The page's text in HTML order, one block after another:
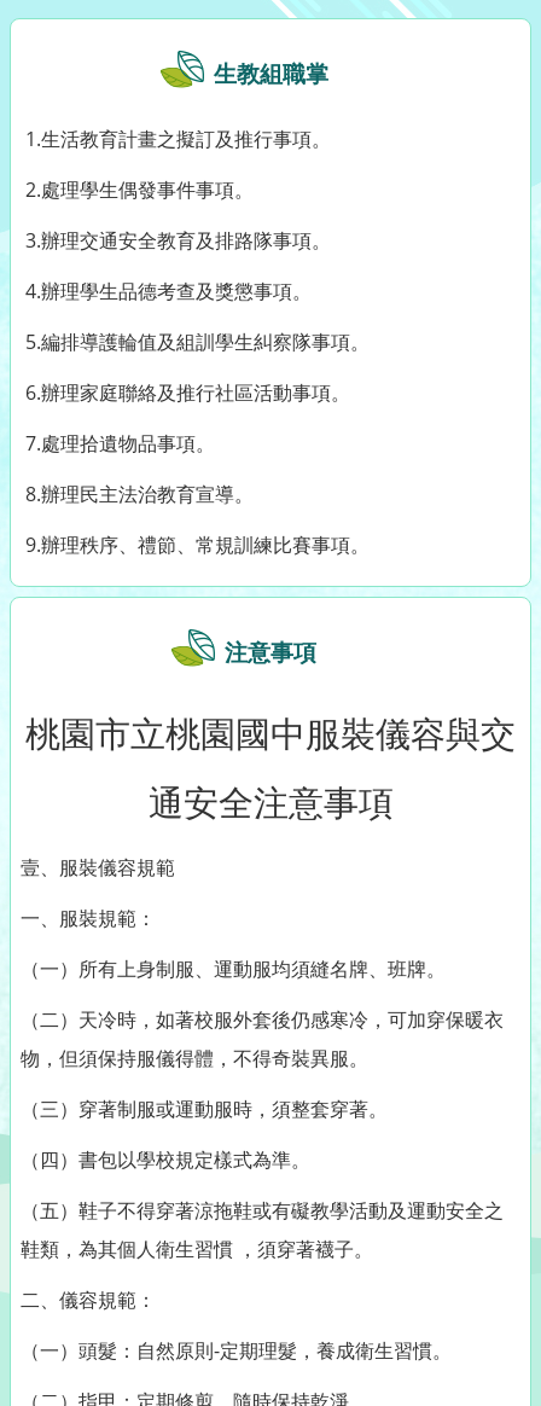
生教組職掌
1.生活教育計畫之擬訂及推行事項。
2.處理學生偶發事件事項。
3.辦理交通安全教育及排路隊事項。
4.辦理學生品德考查及獎懲事項。
5.編排導護輪值及組訓學生糾察隊事項。
6.辦理家庭聯絡及推行社區活動事項。
7.處理拾遺物品事項。
8.辦理民主法治教育宣導。
9.辦理秩序、禮節、常規訓練比賽事項。
注意事項
桃園市立桃園國中服裝儀容與交
通安全注意事項
壹、服裝儀容規範
一、服裝規範：
（一）所有上身制服、運動服均須縫名牌、班牌。
（二）天冷時，如著校服外套後仍感寒冷，可加穿保暖衣
物，但須保持服儀得體，不得奇裝異服。
（三）穿著制服或運動服時，須整套穿著。
（四）書包以學校規定樣式為準。
（五）鞋子不得穿著涼拖鞋或有礙教學活動及運動安全之
鞋類，為其個人衛生習慣 ，須穿著襪子。
二、儀容規範：
（一）頭髮：自然原則-定期理髮，養成衛生習慣。